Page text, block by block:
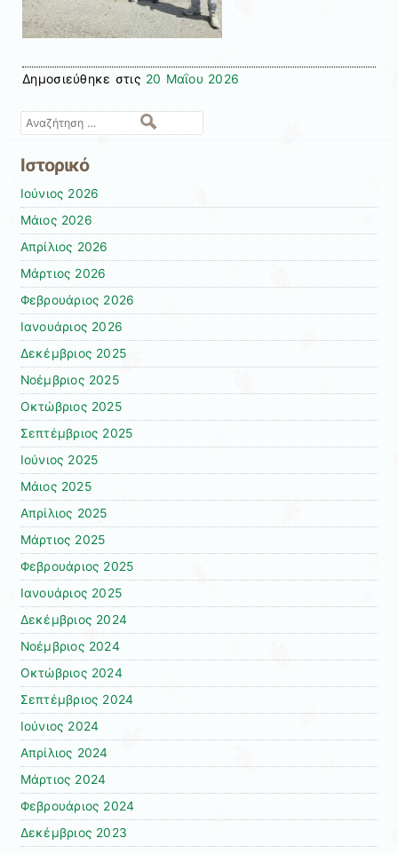
Δημοσιεύθηκε στις 20 Μαΐου 2026
Αναζήτηση
Ιστορικό
Ιούνιος 2026
Μάιος 2026
Απρίλιος 2026
Μάρτιος 2026
Φεβρουάριος 2026
Ιανουάριος 2026
Δεκέμβριος 2025
Νοέμβριος 2025
Οκτώβριος 2025
Σεπτέμβριος 2025
Ιούνιος 2025
Μάιος 2025
Απρίλιος 2025
Μάρτιος 2025
Φεβρουάριος 2025
Ιανουάριος 2025
Δεκέμβριος 2024
Νοέμβριος 2024
Οκτώβριος 2024
Σεπτέμβριος 2024
Ιούνιος 2024
Απρίλιος 2024
Μάρτιος 2024
Φεβρουάριος 2024
Δεκέμβριος 2023